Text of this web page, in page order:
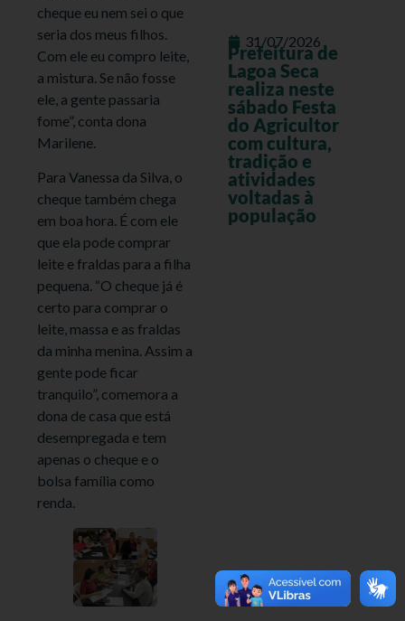
cheque eu nem sei o que
seria dos meus filhos.
Com ele eu compro leite,
a mistura. Se não fosse
ele, a gente passaria
fome”, conta dona
Marilene.
Para Vanessa da Silva, o
cheque também chega
em boa hora. É com ele
que ela pode comprar
leite e fraldas para a filha
pequena. “O cheque já é
certo para comprar o
leite, massa e as fraldas
da minha menina. Assim a
gente pode ficar
tranquilo”, comemora a
dona de casa que está
desempregada e tem
apenas o cheque e o
bolsa família como
renda.
31/07/2026
Prefeitura de
Lagoa Seca
realiza neste
sábado Festa
do Agricultor
com cultura,
tradição e
atividades
voltadas à
população